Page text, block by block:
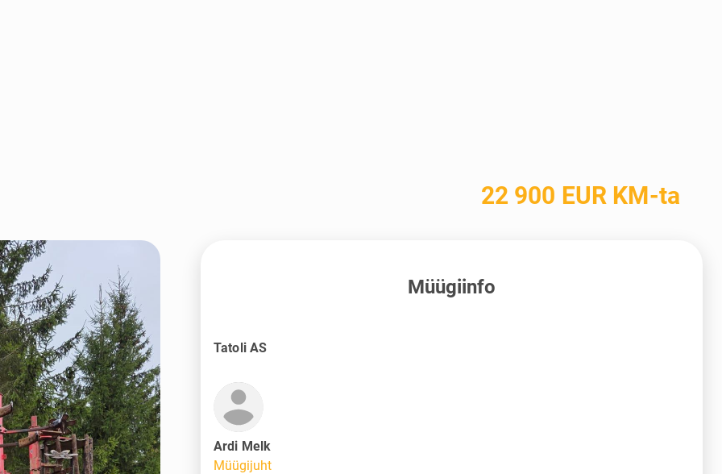
22 900 EUR KM-ta
Müügiinfo
Tatoli AS
Ardi Melk
Müügijuht